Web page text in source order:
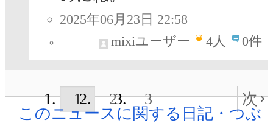
2025年06月23日 22:58
mixiユーザー
4人 0件
1 2 3
次
このニュースに関する日記・つぶ